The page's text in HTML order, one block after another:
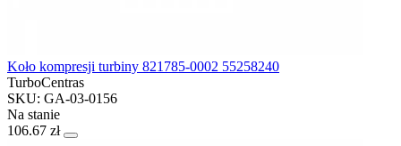
Koło kompresji turbiny 821785-0002 55258240
TurboCentras
SKU: GA-03-0156
Na stanie
106.67 zł